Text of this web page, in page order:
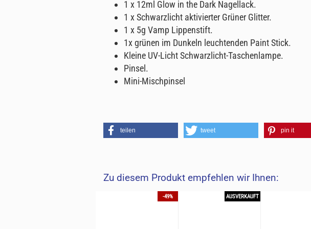
1 x 12ml Glow in the Dark Nagellack.
1 x Schwarzlicht aktivierter Grüner Glitter.
1 x 5g Vamp Lippenstift.
1x grünen im Dunkeln leuchtenden Paint Stick.
Kleine UV-Licht Schwarzlicht-Taschenlampe.
Pinsel.
Mini-Mischpinsel
teilen tweet pin it
Zu diesem Produkt empfehlen wir Ihnen:
-49% AUSVERKAUFT